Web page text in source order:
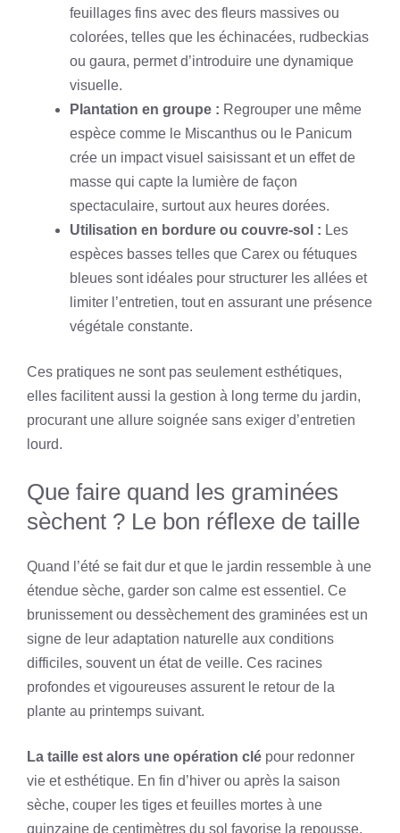
feuillages fins avec des fleurs massives ou
colorées, telles que les échinacées, rudbeckias
ou gaura, permet d’introduire une dynamique
visuelle.
Plantation en groupe : Regrouper une même
espèce comme le Miscanthus ou le Panicum
crée un impact visuel saisissant et un effet de
masse qui capte la lumière de façon
spectaculaire, surtout aux heures dorées.
Utilisation en bordure ou couvre-sol : Les
espèces basses telles que Carex ou fétuques
bleues sont idéales pour structurer les allées et
limiter l’entretien, tout en assurant une présence
végétale constante.
Ces pratiques ne sont pas seulement esthétiques,
elles facilitent aussi la gestion à long terme du jardin,
procurant une allure soignée sans exiger d’entretien
lourd.
Que faire quand les graminées
sèchent ? Le bon réflexe de taille
Quand l’été se fait dur et que le jardin ressemble à une
étendue sèche, garder son calme est essentiel. Ce
brunissement ou dessèchement des graminées est un
signe de leur adaptation naturelle aux conditions
difficiles, souvent un état de veille. Ces racines
profondes et vigoureuses assurent le retour de la
plante au printemps suivant.
La taille est alors une opération clé pour redonner
vie et esthétique. En fin d’hiver ou après la saison
sèche, couper les tiges et feuilles mortes à une
quinzaine de centimètres du sol favorise la repousse.